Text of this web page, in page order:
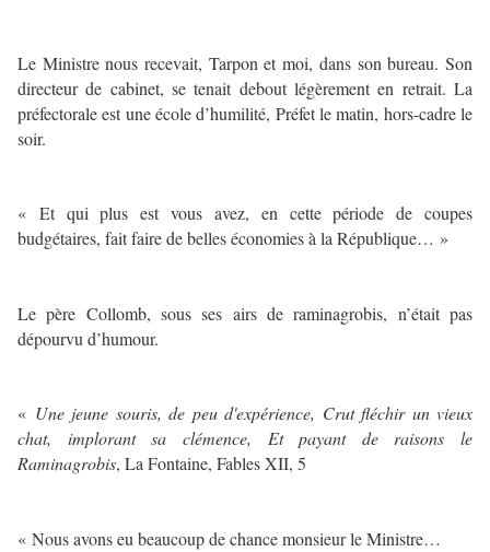
Le Ministre nous recevait, Tarpon et moi, dans son bureau. Son
directeur de cabinet, se tenait debout légèrement en retrait. La
préfectorale est une école d’humilité, Préfet le matin, hors-cadre le
soir.
« Et qui plus est vous avez, en cette période de coupes
budgétaires, fait faire de belles économies à la République… »
Le père Collomb, sous ses airs de raminagrobis, n’était pas
dépourvu d’humour.
« Une jeune souris, de peu d'expérience, Crut fléchir un vieux
chat, implorant sa clémence, Et payant de raisons le
Raminagrobis, La Fontaine, Fables XII, 5
« Nous avons eu beaucoup de chance monsieur le Ministre…